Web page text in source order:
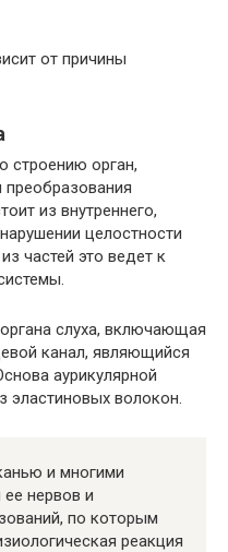
от причины
строению орган,
из внутреннего,
целостности
частей это ведет к
слуха, включающая
канал, являющийся
аурикулярной
эластиновых волокон.
и многими
ее нервов и
по которым
реакция